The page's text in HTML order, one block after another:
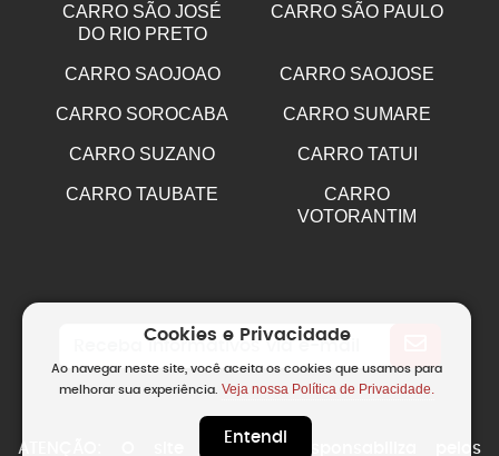
CARRO SÃO JOSÉ
DO RIO PRETO
CARRO SÃO PAULO
CARRO SAOJOAO CARRO SAOJOSE
CARRO SOROCABA CARRO SUMARE
CARRO SUZANO CARRO TATUI
CARRO TAUBATE
CARRO
VOTORANTIM
ATENÇÃO: O site não se responsabiliza pelos
Cookies e Privacidade
Ao navegar neste site, você aceita os cookies que usamos para
melhorar sua experiência.Veja nossa Política de Privacidade.
Entendi